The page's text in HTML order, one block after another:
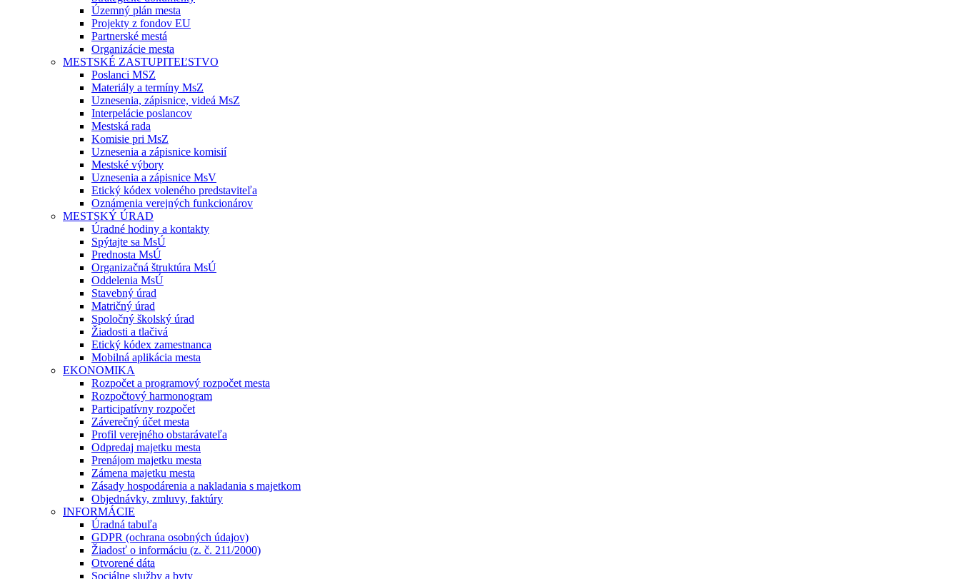
Územný plán mesta
Projekty z fondov EU
Partnerské mestá
Organizácie mesta
MESTSKÉ ZASTUPITEĽSTVO
Poslanci MSZ
Materiály a termíny MsZ
Uznesenia, zápisnice, videá MsZ
Interpelácie poslancov
Mestská rada
Komisie pri MsZ
Uznesenia a zápisnice komisií
Mestské výbory
Uznesenia a zápisnice MsV
Etický kódex voleného predstaviteľa
Oznámenia verejných funkcionárov
MESTSKÝ ÚRAD
Úradné hodiny a kontakty
Spýtajte sa MsÚ
Prednosta MsÚ
Organizačná štruktúra MsÚ
Oddelenia MsÚ
Stavebný úrad
Matričný úrad
Spoločný školský úrad
Žiadosti a tlačivá
Etický kódex zamestnanca
Mobilná aplikácia mesta
EKONOMIKA
Rozpočet a programový rozpočet mesta
Rozpočtový harmonogram
Participatívny rozpočet
Záverečný účet mesta
Profil verejného obstarávateľa
Odpredaj majetku mesta
Prenájom majetku mesta
Zámena majetku mesta
Zásady hospodárenia a nakladania s majetkom
Objednávky, zmluvy, faktúry
INFORMÁCIE
Úradná tabuľa
GDPR (ochrana osobných údajov)
Žiadosť o informáciu (z. č. 211/2000)
Otvorené dáta
Sociálne služby a byty